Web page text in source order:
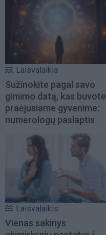
Laisvalaikis
Sužinokite pagal savo
gimimo datą, kas buvote
praėjusiame gyvenime:
numerologų paslaptis
Laisvalaikis
Vienas sakinys